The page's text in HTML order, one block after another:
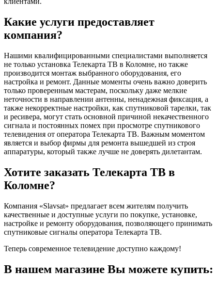
Какие услуги предоставляет
компания?
Нашими квалифицированными специалистами выполняется
не только установка Телекарта ТВ в Коломне, но также
производится монтаж выбранного оборудования, его
настройка и ремонт. Данные моменты очень важно доверить
только проверенным мастерам, поскольку даже мелкие
неточности в направлении антенны, ненадежная фиксация, а
также некорректные настройки, как спутниковой тарелки, так
и ресивера, могут стать основной причиной некачественного
сигнала и постоянных помех при просмотре спутникового
телевидения от оператора Телекарта ТВ. Важным моментом
является и выбор фирмы для ремонта вышедшей из строя
аппаратуры, который также лучше не доверять дилетантам.
Хотите заказать Телекарта ТВ в
Коломне?
Компания «Slavsat» предлагает всем жителям получить
качественные и доступные услуги по покупке, установке,
настройке и ремонту оборудования, позволяющего принимать
спутниковые сигналы оператора Телекарта ТВ.
Теперь современное телевидение доступно каждому!
В нашем магазине Вы можете купить: